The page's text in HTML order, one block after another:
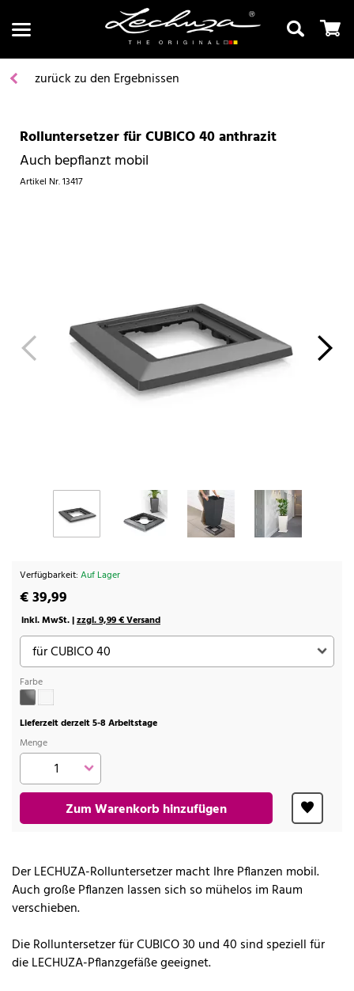
Suchen
zurück zu den Ergebnissen
Rolluntersetzer für CUBICO 40 anthrazit
Auch bepflanzt mobil
Artikel Nr.13417
Verfügbarkeit: Auf Lager
€ 39,99
inkl. MwSt. |zzgl. 9,99 € Versand
Farbe
Lieferzeit derzeit 5-8 Arbeitstage
Menge
Zum Warenkorb hinzufügen
Der LECHUZA-Rolluntersetzer macht Ihre Pflanzen mobil.
Auch große Pflanzen lassen sich so mühelos im Raum
verschieben.
Die Rolluntersetzer für CUBICO 30 und 40 sind speziell für
die LECHUZA-Pflanzgefäße geeignet.